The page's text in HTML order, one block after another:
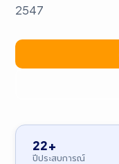
2547
22+
ปีประสบการณ์